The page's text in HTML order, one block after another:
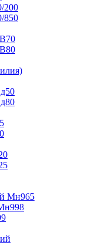
200
850
Мн965